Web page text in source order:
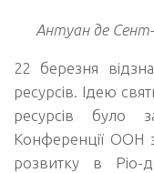
Антуан де Сент-
22 березня
ресурсів. Ідею
ресурсів було
Конференції ООН
розвитку в